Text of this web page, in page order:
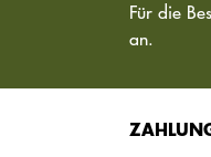
Für die
an.